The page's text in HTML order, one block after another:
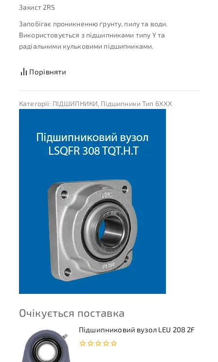
Очікується поставка
Підшипниковий вузол LEU 208 2F
Захист 2RS
Запобігає проникненню ґрунту, пилу та води.
Використовується з підшипниками типу Y та
радіальними кульковими підшипниками.
Порівняти
Категорії: ПІДШИПНИКИ, Підшипники Тип 6XXX